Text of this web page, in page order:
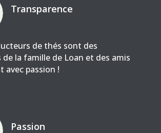
Transparence
de thés sont des
de la famille de Loan et des amis
avec passion !
Passion